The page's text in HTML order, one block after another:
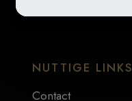
NUTTIGE LINKS
Contact